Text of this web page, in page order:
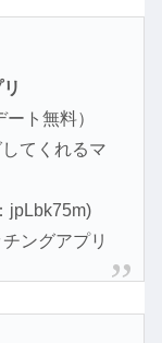
ト無料）
てくれるマ
jpLbk75m)
ングアプリ